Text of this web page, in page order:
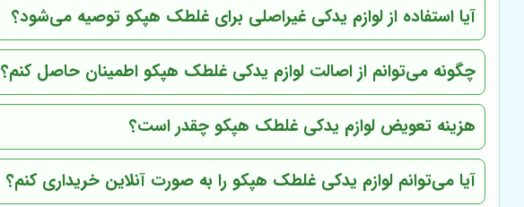
آیا استفاده از لوازم یدکی غیراصلی برای غلطک هپکو توصیه می‌شود؟
چگونه می‌توانم از اصالت لوازم یدکی غلطک هپکو اطمینان حاصل کنم؟
هزینه تعویض لوازم یدکی غلطک هپکو چقدر است؟
آیا می‌توانم لوازم یدکی غلطک هپکو را به صورت آنلاین خریداری کنم؟